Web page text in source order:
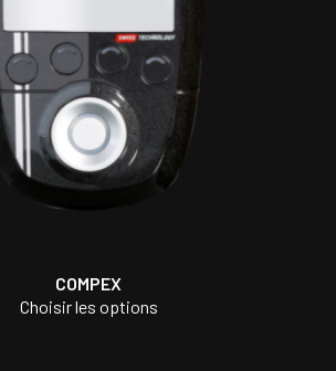
COMPEX
Choisir les options